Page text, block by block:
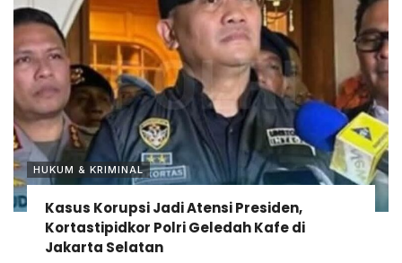
HUKUM & KRIMINAL
Kasus Korupsi Jadi Atensi Presiden,
Kortastipidkor Polri Geledah Kafe di
Jakarta Selatan